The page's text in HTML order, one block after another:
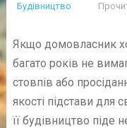
Будівництво
Якщо домовласник
багато років не
стовпів або
якості підстави для
її будівництво піде